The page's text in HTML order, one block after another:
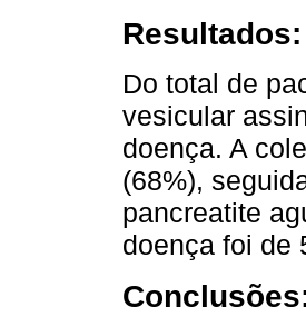
Resultados:
Do total de
vesicular
doença. A
(68%),
pancreatite
doença foi de